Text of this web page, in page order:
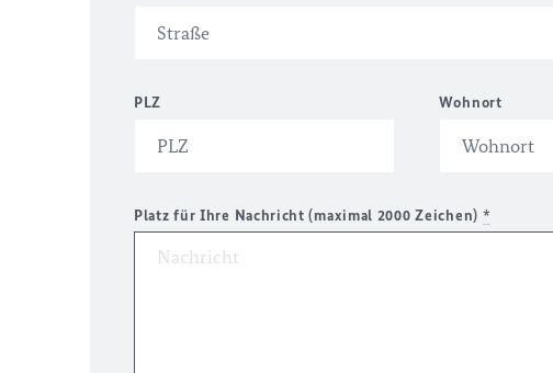
PLZ Wohnort
Platz für Ihre Nachricht (maximal 2000 Zeichen) *